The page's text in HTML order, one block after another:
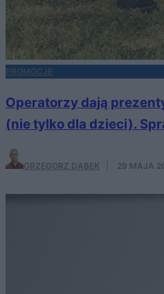
PROMOCJE
Operatorzy dają
(nie tylko dla dzieci).
GRZEGORZ DĄBEK 29 MAJA